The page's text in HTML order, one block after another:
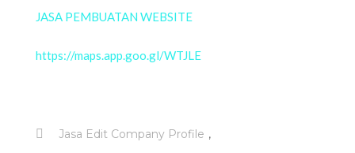
JASA PEMBUATAN WEBSITE
https://maps.app.goo.gl/WTJLE
Jasa Edit Company Profile ,